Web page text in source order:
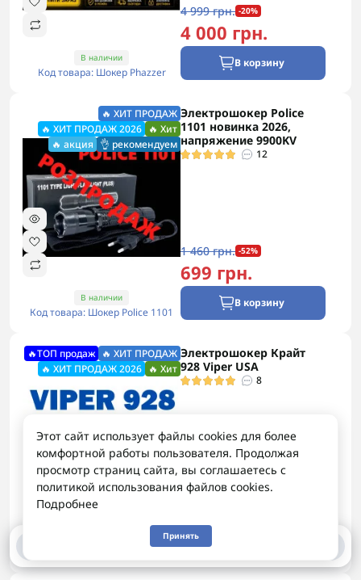
0
В наличии
Код товара: Шокер Phazzer
4 999 грн. -20%
4 000 грн.
В корзину
🔥 ХИТ ПРОДАЖ
🔥 ХИТ ПРОДАЖ 2026 🔥 Хит
🔥 акция 👌 рекомендуем
В наличии
Код товара: Шокер Police 1101
Электрошокер Police
1101 новинка 2026,
напряжение 9900KV
12
1 460 грн. -52%
699 грн.
В корзину
🔥ТОП продаж 🔥 ХИТ ПРОДАЖ
🔥 ХИТ ПРОДАЖ 2026 🔥 Хит
Электрошокер Крайт
928 Viper USA
8
Этот сайт использует файлы cookies для более
комфортной работы пользователя. Продолжая
просмотр страниц сайта, вы соглашаетесь с
политикой использования файлов cookies.
Подробнее
Принять